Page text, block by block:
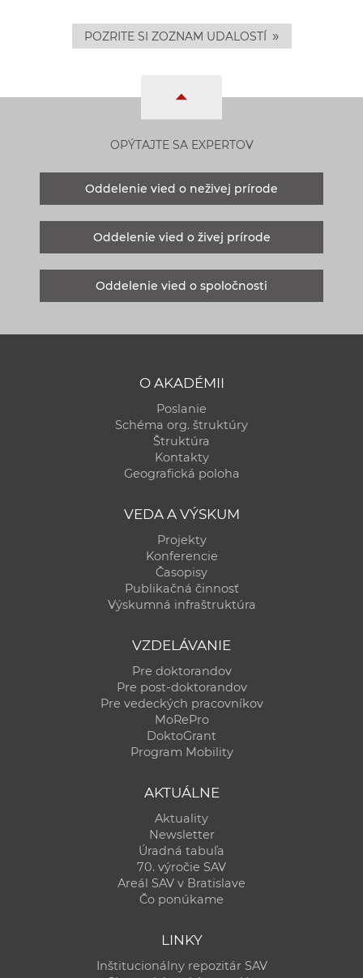
POZRITE SI ZOZNAM UDALOSTÍ »
OPÝTAJTE SA EXPERTOV
Oddelenie vied o neživej prírode
Oddelenie vied o živej prírode
Oddelenie vied o spoločnosti
O AKADÉMII
Poslanie
Schéma org. štruktúry
Štruktúra
Kontakty
Geografická poloha
VEDA A VÝSKUM
Projekty
Konferencie
Časopisy
Publikačná činnosť
Výskumná infraštruktúra
VZDELÁVANIE
Pre doktorandov
Pre post-doktorandov
Pre vedeckých pracovníkov
MoRePro
DoktoGrant
Program Mobility
AKTUÁLNE
Aktuality
Newsletter
Úradná tabuľa
70. výročie SAV
Areál SAV v Bratislave
Čo ponúkame
LINKY
Inštitucionálny repozitár SAV